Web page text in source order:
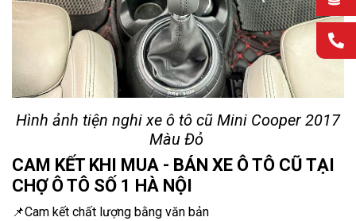
Hình ảnh tiện nghi xe ô tô cũ Mini Cooper 2017
Màu Đỏ
CAM KẾT KHI MUA - BÁN XE Ô TÔ CŨ TẠI
CHỢ Ô TÔ SỐ 1 HÀ NỘI
📌Cam kết chất lượng bằng văn bản